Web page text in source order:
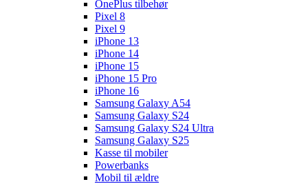
OnePlus tilbehør
Pixel 8
Pixel 9
iPhone 13
iPhone 14
iPhone 15
iPhone 15 Pro
iPhone 16
Samsung Galaxy A54
Samsung Galaxy S24
Samsung Galaxy S24 Ultra
Samsung Galaxy S25
Kasse til mobiler
Powerbanks
Mobil til ældre